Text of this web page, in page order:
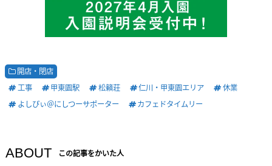
開店・閉店
工事
甲東園駅 松籟荘 仁川・甲東園エリア
休業
よしぴぃ＠にしつーサポーター
カフェドタイムリー
ABOUT この記事をかいた人